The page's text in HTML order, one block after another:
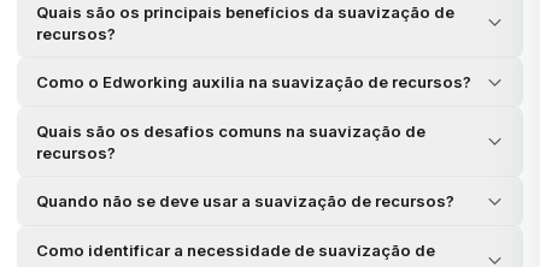
Quais são os principais benefícios da suavização de
recursos?
Como o Edworking auxilia na suavização de recursos?
Quais são os desafios comuns na suavização de
recursos?
Quando não se deve usar a suavização de recursos?
Como identificar a necessidade de suavização de